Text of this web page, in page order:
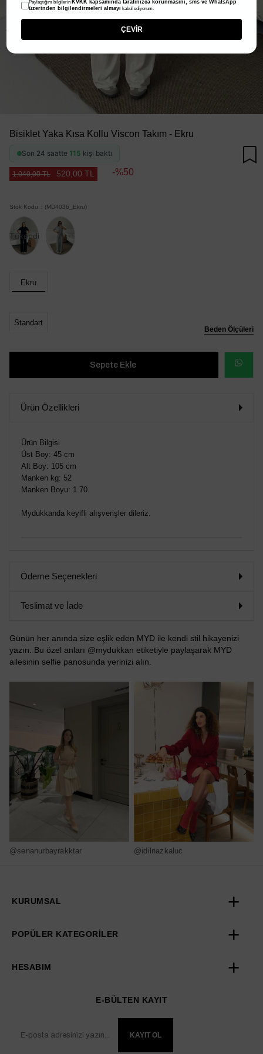
Bisiklet Yaka Kısa Kollu Viscon Takım - Ekru
Son 24 saatte 115 kişi baktı
1.040,00 TL 520,00 TL 50
Stok Kodu (MD4036_Ekru)
Tükendi
Beden Ölçüleri
Ekru
Standart
SİPARİŞ
Ürün Özellikleri
Ürün Bilgisi
Üst Boy: 45 cm
Alt Boy: 105 cm
Manken kg: 52
Manken Boyu: 1.70
Mydukkanda keyifli alışverişler dileriz.
Ödeme Seçenekleri
Teslimat ve İade
Günün her anında size eşlik eden MYD ile kendi stil hikayenizi
yazın. Bu özel anları @mydukkan etiketiyle paylaşarak MYD
ailesinin selfie panosunda yerinizi alın.
@senanurbayrakktar @idilnazkaluc
KURUMSAL
POPÜLER KATEGORİLER
HESABIM
E-BÜLTEN KAYIT
KAYIT OL
Paylaştığım bilgilerin KVKK kapsamında tarafınızca korunmasını, sms ve WhatsApp
üzerinden bilgilendirmeleri almayı kabul ediyorum.
ÇEVİR